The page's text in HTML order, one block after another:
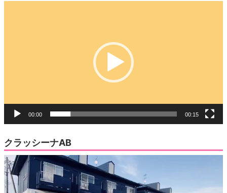
00:00 00:15
クラッシーナAB
動
画
プ